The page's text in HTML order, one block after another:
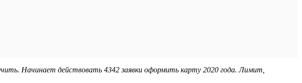
Начинает действовать 4342 заявки оформить карту 2020 года. Лимит,